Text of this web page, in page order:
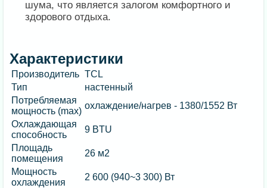
шума, что является залогом комфортного и
здорового отдыха.
Характеристики
Производитель TCL
Тип
настенный
Потребляемая
мощность (max)
охлаждение/нагрев - 1380/1552 Вт
Охлаждающая
способность
9 BTU
Площадь
помещения
26 м2
Мощность
охлаждения
2 600 (940~3 300) Вт